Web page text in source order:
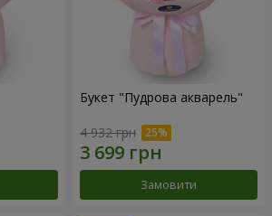
Букет "Пудрова акварель"
4 932 грн
Замовити